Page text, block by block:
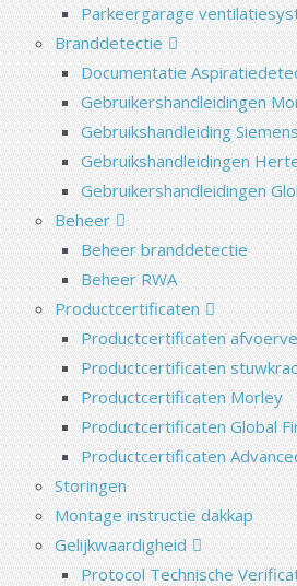
Parkeergarage
Branddetectie
Documentatie
Gebruikershandleidingen
Gebruikshandleiding Siemens
Gebruikshandleidingen
Gebruikershandleidingen
Beheer
Beheer branddetectie
Beheer RWA
Productcertificaten
Productcertificaten
Productcertificaten
Productcertificaten Morley
Productcertificaten Global
Productcertificaten
Storingen
Montage instructie dakkap
Gelijkwaardigheid
Protocol Technische